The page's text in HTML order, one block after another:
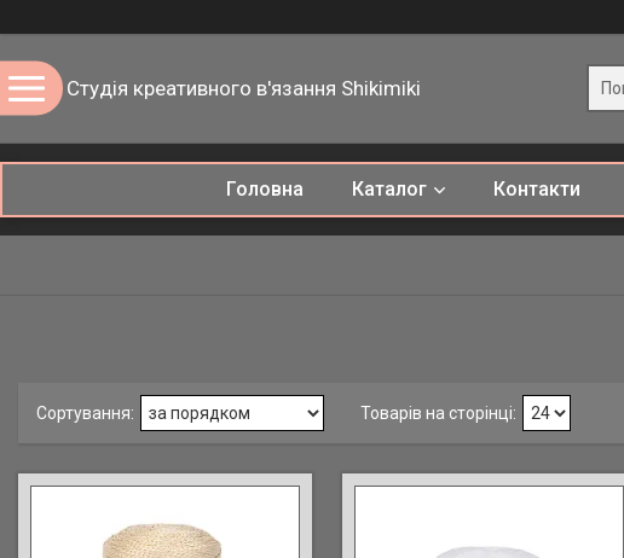
Студія креативного в'язання Shikimiki
Головна Каталог Контакти